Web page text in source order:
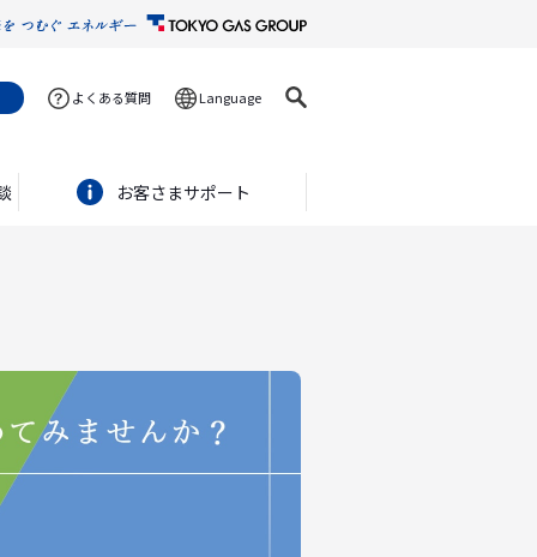
よくある質問 Language
お客さまサポート